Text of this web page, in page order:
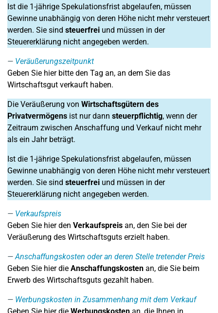
Ist die 1-jährige Spekulationsfrist abgelaufen, müssen
Gewinne unabhängig von deren Höhe nicht mehr versteuert
werden. Sie sind steuerfrei und müssen in der
Steuererklärung nicht angegeben werden.
Veräußerungszeitpunkt
Geben Sie hier bitte den Tag an, an dem Sie das
Wirtschaftsgut verkauft haben.
Die Veräußerung von Wirtschaftsgütern des
Privatvermögens ist nur dann steuerpflichtig, wenn der
Zeitraum zwischen Anschaffung und Verkauf nicht mehr
als ein Jahr beträgt.
Ist die 1-jährige Spekulationsfrist abgelaufen, müssen
Gewinne unabhängig von deren Höhe nicht mehr versteuert
werden. Sie sind steuerfrei und müssen in der
Steuererklärung nicht angegeben werden.
Verkaufspreis
Geben Sie hier den Verkaufspreis an, den Sie bei der
Veräußerung des Wirtschaftsguts erzielt haben.
Anschaffungskosten oder an deren Stelle tretender Preis
Geben Sie hier die Anschaffungskosten an, die Sie beim
Erwerb des Wirtschaftsguts gezahlt haben.
Werbungskosten in Zusammenhang mit dem Verkauf